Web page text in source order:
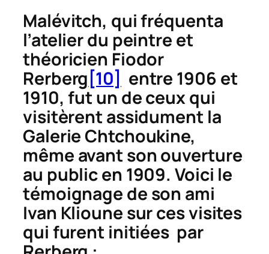
Malévitch, qui fréquenta
l’atelier du peintre et
théoricien Fiodor
Rerberg [10] entre 1906 et
1910, fut un de ceux qui
visitèrent assidument la
Galerie Chtchoukine,
même avant son ouverture
au public en 1909. Voici le
témoignage de son ami
Ivan Klioune sur ces visites
qui furent initiées par